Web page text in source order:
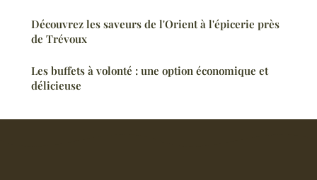
Découvrez les saveurs de l'Orient à l'épicerie près
de Trévoux
Les buffets à volonté : une option économique et
délicieuse